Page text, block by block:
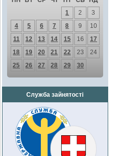
1
2
3
4
5 6 7 8 9
10
11
12 13 14 15 16
17
18
19 20 21 22 23
24
25
26 27 28 29 30
Служба зайнятості